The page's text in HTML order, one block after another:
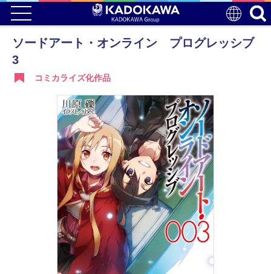
ソードアート・オンライン プログレッシブ
3
コミカライズ化作品